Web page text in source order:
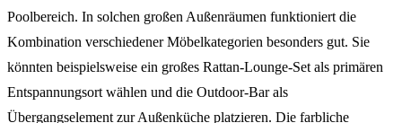
Poolbereich. In solchen großen Außenräumen funktioniert die
Kombination verschiedener Möbelkategorien besonders gut. Sie
könnten beispielsweise ein großes Rattan-Lounge-Set als primären
Entspannungsort wählen und die Outdoor-Bar als
Übergangselement zur Außenküche platzieren. Die farbliche